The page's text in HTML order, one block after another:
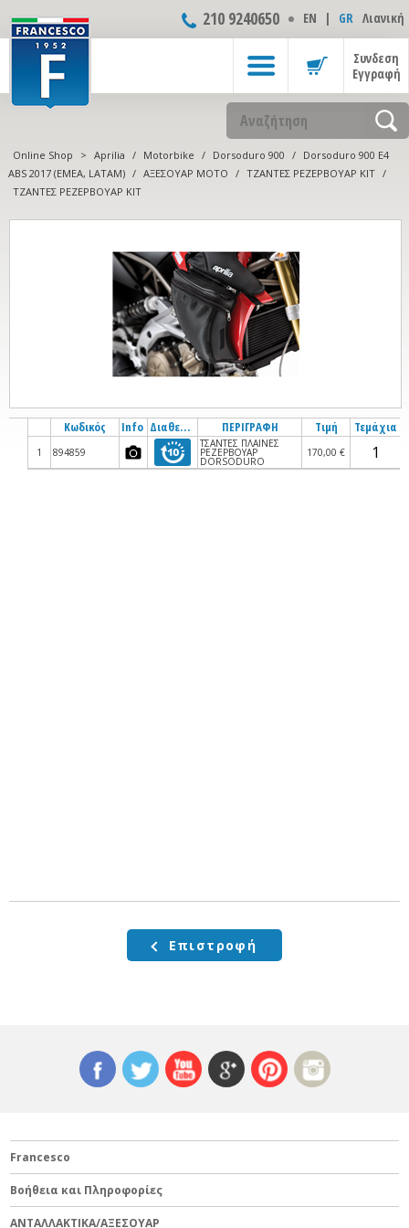
210 9240650 ΕΝ | GR Λιανική
Συνδεση
Εγγραφή
Online Shop > Aprilia / Motorbike / Dorsoduro 900 / Dorsoduro 900 E4
ABS 2017 (EMEA, LATAM) / ΑΞΕΣΟΥΑΡ ΜOTO / ΤΖΑΝΤΕΣ ΡΕΖΕΡΒΟΥΑΡ ΚΙΤ /
ΤΖΑΝΤΕΣ ΡΕΖΕΡΒΟΥΑΡ ΚΙΤ
Κωδικός Info Διαθεσιμότητα ΠΕΡΙΓΡΑΦΗ Τιμή Τεμάχια
1 894859
ΤΣΑΝΤΕΣ ΠΛΑΙΝΕΣ
ΡΕΖΕΡΒΟΥΑΡ
DORSODURO
170,00 €
Επιστροφή
Francesco
Βοήθεια και Πληροφορίες
ΑΝΤΑΛΛΑΚΤΙΚΑ/ΑΞΕΣΟΥΑΡ